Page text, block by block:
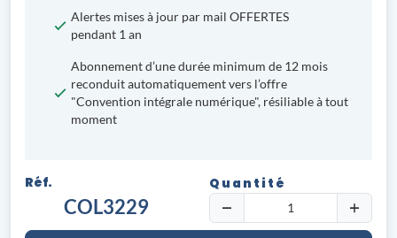
Alertes mises à jour par mail OFFERTES
pendant 1 an
Abonnement d’une durée minimum de 12 mois
reconduit automatiquement vers l’offre
"Convention intégrale numérique", résiliable à tout
moment
Réf.
COL3229
Quantité